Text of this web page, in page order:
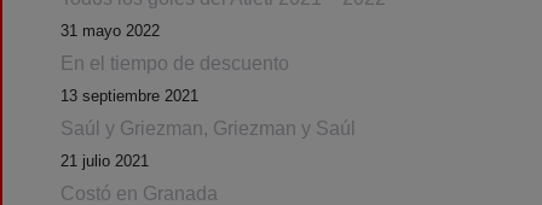
31 mayo 2022
En el tiempo de descuento
13 septiembre 2021
Saúl y Griezman, Griezman y Saúl
21 julio 2021
Costó en Granada